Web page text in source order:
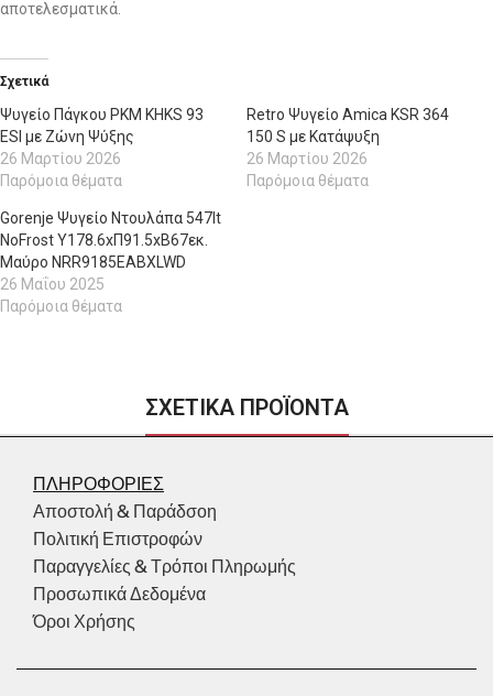
αποτελεσματικά.
Σχετικά
Ψυγείο Πάγκου PKM KHKS 93
ESI με Ζώνη Ψύξης
26 Μαρτίου 2026
Παρόμοια θέματα
Retro Ψυγείο Amica KSR 364
150 S με Κατάψυξη
26 Μαρτίου 2026
Παρόμοια θέματα
Gorenje Ψυγείο Ντουλάπα 547lt
NoFrost Υ178.6xΠ91.5xΒ67εκ.
Μαύρο NRR9185EABXLWD
26 Μαΐου 2025
Παρόμοια θέματα
ΣΧΕΤΙΚΑ ΠΡΟΪΟΝΤΑ
ΠΛΗΡΟΦΟΡΙΕΣ
Αποστολή & Παράδσοη
Πολιτική Επιστροφών
Παραγγελίες & Τρόποι Πληρωμής
Προσωπικά Δεδομένα
Όροι Χρήσης